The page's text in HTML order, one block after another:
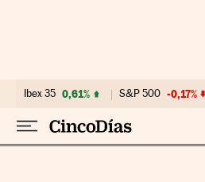
Ibex 35 0,61% S&P 500 -0,17%